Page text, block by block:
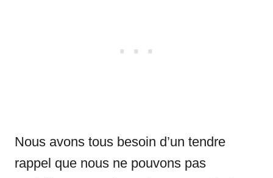
Nous avons tous besoin d’un tendre
rappel que nous ne pouvons pas